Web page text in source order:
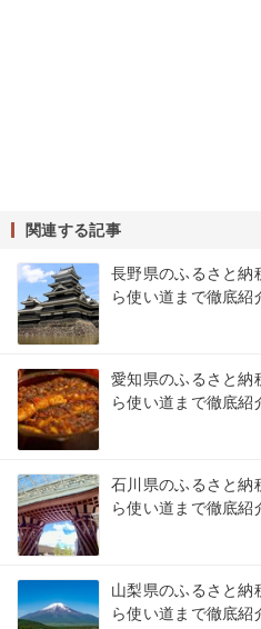
関連する記事
長野県のふるさと納
ら使い道まで徹底紹
愛知県のふるさと納
ら使い道まで徹底紹
石川県のふるさと納
ら使い道まで徹底紹
山梨県のふるさと納
ら使い道まで徹底紹